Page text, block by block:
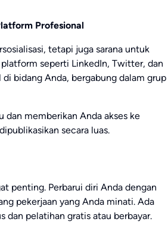
Profesional
tetapi juga sarana untuk
seperti LinkedIn, Twitter, dan
bidang Anda, bergabung dalam grup
memberikan Anda akses ke
secara luas.
penting. Perbarui diri Anda dengan
pekerjaan yang Anda minati. Ada
dan pelatihan gratis atau berbayar.